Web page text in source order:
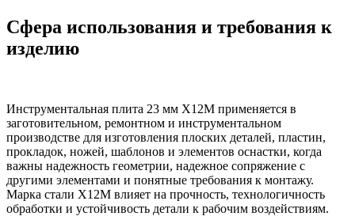
Сфера использования и требования к
изделию
Инструментальная плита 23 мм Х12М применяется в
заготовительном, ремонтном и инструментальном
производстве для изготовления плоских деталей, пластин,
прокладок, ножей, шаблонов и элементов оснастки, когда
важны надежность геометрии, надежное сопряжение с
другими элементами и понятные требования к монтажу.
Марка стали Х12М влияет на прочность, технологичность
обработки и устойчивость детали к рабочим воздействиям.